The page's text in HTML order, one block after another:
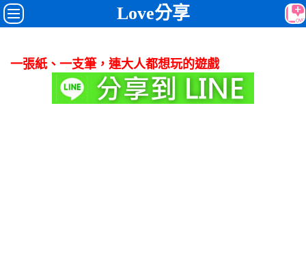
Love分享
一張紙、一支筆，連大人都想玩的遊戲